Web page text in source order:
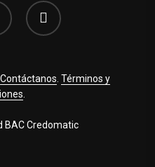
instagram
Contáctanos .Términos y